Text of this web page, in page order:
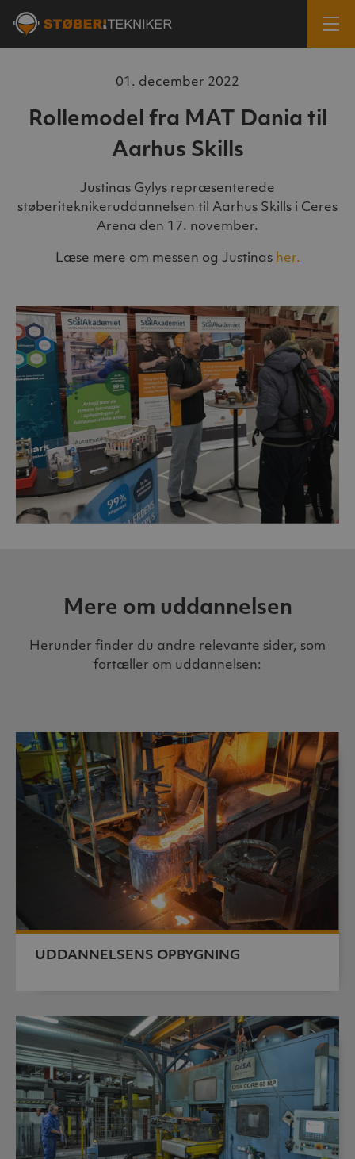
01. december 2022
Rollemodel fra MAT Dania til
Aarhus Skills
Justinas Gylys repræsenterede
støberiteknikeruddannelsen til Aarhus Skills i Ceres
Arena den 17. november.
Læse mere om messen og Justinas her.
Mere om uddannelsen
Herunder finder du andre relevante sider, som
fortæller om uddannelsen:
UDDANNELSENS OPBYGNING